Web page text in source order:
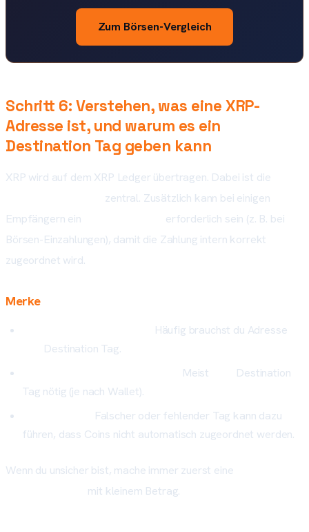
Zum Börsen-Vergleich
Schritt 6: Verstehen, was eine XRP-
Adresse ist, und warum es ein
Destination Tag geben kann
XRP wird auf dem XRP Ledger übertragen. Dabei ist die
zentral. Zusätzlich kann bei einigen
Empfängern ein
erforderlich sein (z. B. bei
Börsen-Einzahlungen), damit die Zahlung intern korrekt
zugeordnet wird.
Merke
Häufig brauchst du Adresse
Destination Tag.
Meist
Destination
Tag nötig (je nach Wallet).
Falscher oder fehlender Tag kann dazu
führen, dass Coins nicht automatisch zugeordnet werden.
Wenn du unsicher bist, mache immer zuerst eine
mit kleinem Betrag.